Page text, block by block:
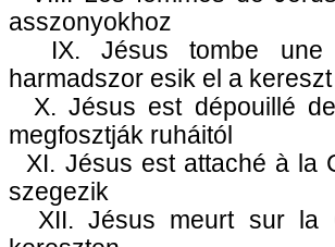
asszonyokhoz
IX. Jésus tombe une
harmadszor esik el a
X. Jésus est dépouillé
megfosztják ruháitól
XI. Jésus est attaché à la
szegezik
XII. Jésus meurt sur la